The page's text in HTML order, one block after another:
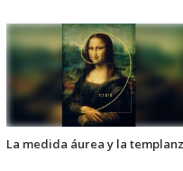
La medida áurea y la